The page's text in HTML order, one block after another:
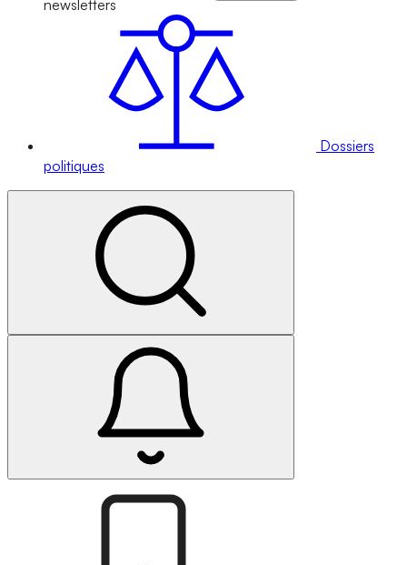
newsletters
Dossiers
politiques